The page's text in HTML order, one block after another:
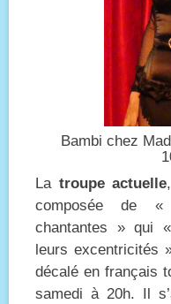
Bambi chez
La troupe actuelle
composée de «
chantantes » qui
leurs excentricités
décalé en français
samedi à 20h. Il